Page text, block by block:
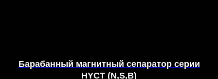
Барабанный магнитный сепаратор серии
HYCT (N,S,B)